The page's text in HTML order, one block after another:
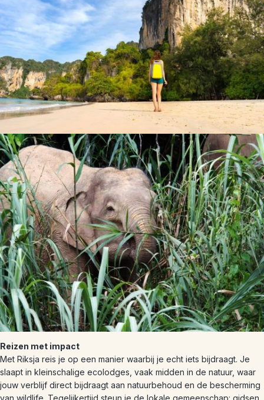
Reizen met impact
Met Riksja reis je op een manier waarbij je echt iets bijdraagt. Je
slaapt in kleinschalige ecolodges, vaak midden in de natuur, waar
jouw verblijf direct bijdraagt aan natuurbehoud en de bescherming
van wildlife. Tegelijkertijd steun je de lokale gemeenschap: gidsen,